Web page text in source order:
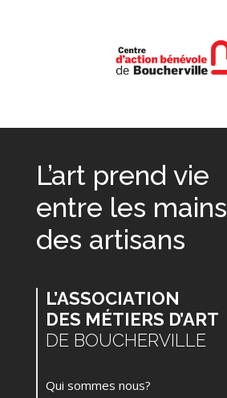
L’art prend vie
entre les mains
des artisans
L’ASSOCIATION
DES MÉTIERS D’ART
DE BOUCHERVILLE
Qui sommes nous?